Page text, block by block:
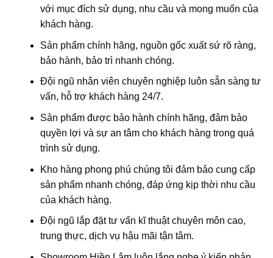
với mục đích sử dụng, nhu cầu và mong muốn của
khách hàng.
Sản phẩm chính hãng, nguồn gốc xuất sứ rõ ràng,
bảo hành, bảo trì nhanh chóng.
Đội ngũ nhân viên chuyên nghiệp luôn sẵn sàng tư
vấn, hỗ trợ khách hàng 24/7.
Sản phẩm được bảo hành chính hãng, đảm bảo
quyền lợi và sự an tâm cho khách hàng trong quá
trình sử dụng.
Kho hàng phong phú chúng tôi đảm bảo cung cấp
sản phẩm nhanh chóng, đáp ứng kịp thời nhu cầu
của khách hàng.
Đội ngũ lắp đặt tư vấn kĩ thuật chuyên môn cao,
trung thực, dịch vụ hậu mãi tận tâm.